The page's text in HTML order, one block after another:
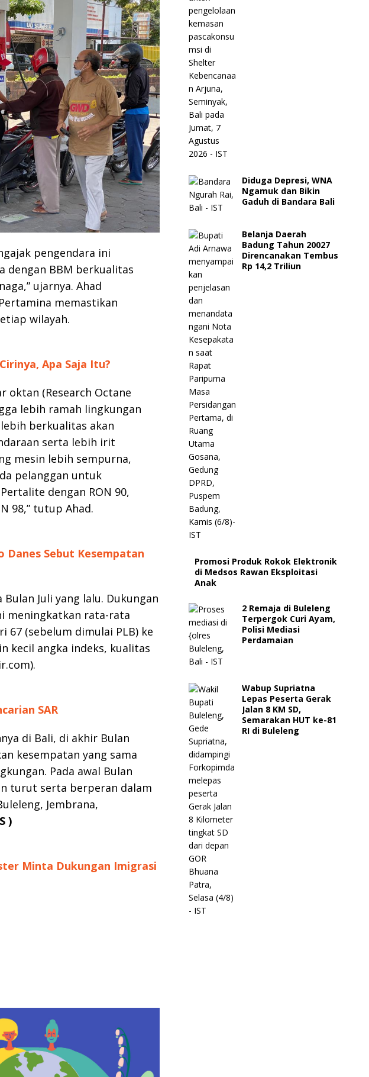
pengendara ini
dengan BBM berkualitas
ujarnya. Ahad
memastikan
wilayah.
Apa Saja Itu?
oktan (Research Octane
lebih ramah lingkungan
berkualitas akan
serta lebih irit
mesin lebih sempurna,
pelanggan untuk
dengan RON 90,
98,” tutup Ahad.
Danes Sebut Kesempatan
Juli yang lalu. Dukungan
meningkatkan rata-rata
67 (sebelum dimulai PLB) ke
kecil angka indeks, kualitas
SAR
di Bali, di akhir Bulan
kesempatan yang sama
Pada awal Bulan
turut serta berperan dalam
Jembrana,
)
Minta Dukungan Imigrasi
Diduga Depresi, WNA
Ngamuk dan Bikin
Gaduh di Bandara Bali
Belanja Daerah
Badung Tahun 20027
Direncanakan Tembus
Rp 14,2 Triliun
Promosi Produk Rokok Elektronik
di Medsos Rawan Eksploitasi
Anak
2 Remaja di Buleleng
Terpergok Curi Ayam,
Polisi Mediasi
Perdamaian
Wabup Supriatna
Lepas Peserta Gerak
Jalan 8 KM SD,
Semarakan HUT ke-81
RI di Buleleng